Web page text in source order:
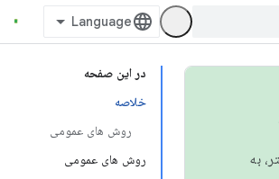
در این صفحه
خلاصه
روش های عمومی
روش های عمومی